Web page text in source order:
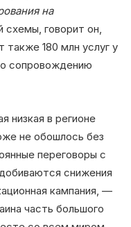
на
схемы, говорит он,
также 180 млн услуг у
сопровождению
низкая в регионе
не обошлось без
переговоры с
снижения
кампания, —
часть большого